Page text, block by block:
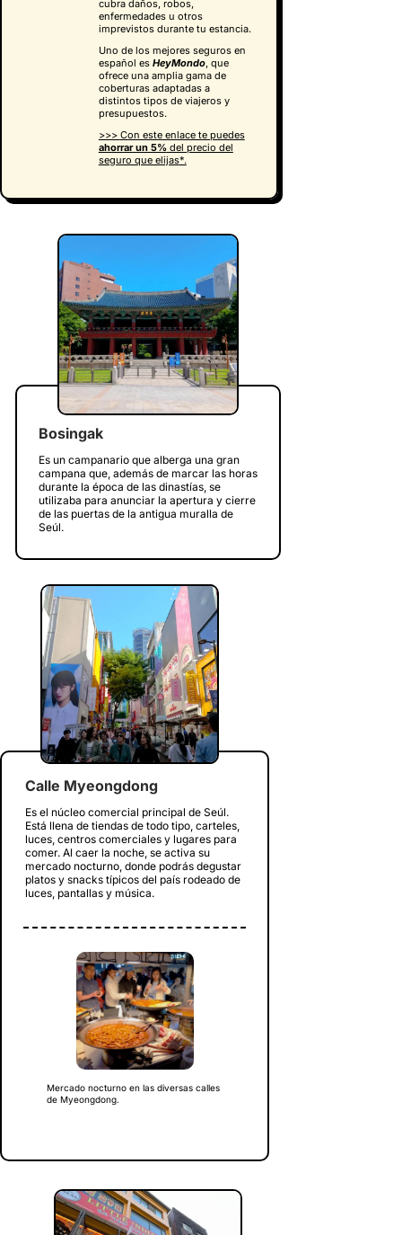
cubra daños, robos,
enfermedades u otros
imprevistos durante tu estancia.
Uno de los mejores seguros en
español es HeyMondo, que
ofrece una amplia gama de
coberturas adaptadas a
distintos tipos de viajeros y
presupuestos.
>>> Con este enlace te puedes
ahorrar un 5%del precio del
seguro que elijas*.
Bosingak
Es un campanario que alberga una gran
campana que, además de marcar las horas
durante la época de las dinastías, se
utilizaba para anunciar la apertura y cierre
de las puertas de la antigua muralla de
Seúl.
Calle Myeongdong
Es el núcleo comercial principal de Seúl.
Está llena de tiendas de todo tipo, carteles,
luces, centros comerciales y lugares para
comer. Al caer la noche, se activa su
mercado nocturno, donde podrás degustar
platos y snacks típicos del país rodeado de
luces, pantallas y música.
Mercado nocturno en las diversas calles
de Myeongdong.